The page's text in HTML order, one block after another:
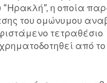
“Ηρακλή”, η οποία
του ομώνυμου
τετραθέσιο
από